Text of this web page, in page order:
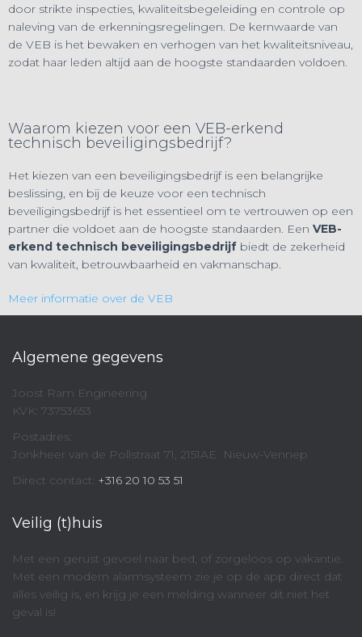
door strikte inspecties, kwaliteitsbegeleiding en controle op
naleving van de erkenningsregelingen. De kernwaarde van
de VEB is het bewaken en verhogen van het kwaliteitsniveau,
zodat haar leden altijd aan de hoogste standaarden voldoen.
Waarom kiezen voor een VEB-erkend
technisch beveiligingsbedrijf?
Het kiezen van een beveiligingsbedrijf is een belangrijke
beslissing, en bij de keuze voor een technisch
beveiligingsbedrijf is het essentieel om te vertrouwen op een
partner die voldoet aan de hoogste standaarden. Een VEB-
erkend technisch beveiligingsbedrijf biedt de zekerheid
van kwaliteit, betrouwbaarheid en vakmanschap.
Meer informatie over de VEB
Algemene gegevens
Joost Ram Engineering
KVK: 73753653
Postadres:
Jonkheer van de Pollstraat 71, 2151AE Nieuw-Vennep
Direct contact: +316 20 10 53 51
Veilig (t)huis
Met een gerust gevoel naar bed, of zorgeloos op vakantie.
Met een modern alarmsysteem zie je op de app direct dat
alles veilig is, en krijg je een melding wanneer dit niet het
geval is!